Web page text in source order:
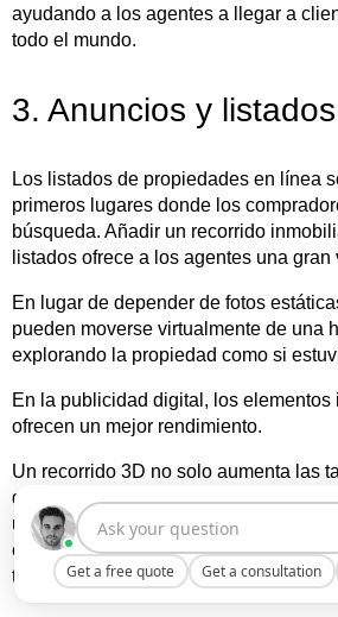
ayudando a los agentes a llegar a
todo el mundo.
3. Anuncios y
Los listados de propiedades en línea
primeros lugares donde los
búsqueda. Añadir un recorrido
listados ofrece a los agentes una
En lugar de depender de fotos
pueden moverse virtualmente de una
explorando la propiedad como si
En la publicidad digital, los elementos
ofrecen un mejor rendimiento.
Un recorrido 3D no solo aumenta las
que también ayuda a los compradores
una conexión emocional con la
entre el interés en línea y las visitas
tus campañas de marketing sean
Get a free quote Get a consultation